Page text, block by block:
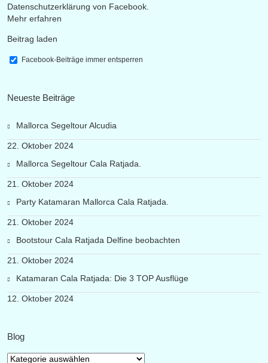
Datenschutzerklärung von Facebook.
Mehr erfahren
Beitrag laden
Facebook-Beiträge immer entsperren
Neueste Beiträge
Mallorca Segeltour Alcudia
22. Oktober 2024
Mallorca Segeltour Cala Ratjada.
21. Oktober 2024
Party Katamaran Mallorca Cala Ratjada.
21. Oktober 2024
Bootstour Cala Ratjada Delfine beobachten
21. Oktober 2024
Katamaran Cala Ratjada: Die 3 TOP Ausflüge
12. Oktober 2024
Blog
Blog